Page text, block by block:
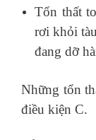
Tổn thất
rơi khỏi
đang dỡ
Những tổn
điều kiện C.